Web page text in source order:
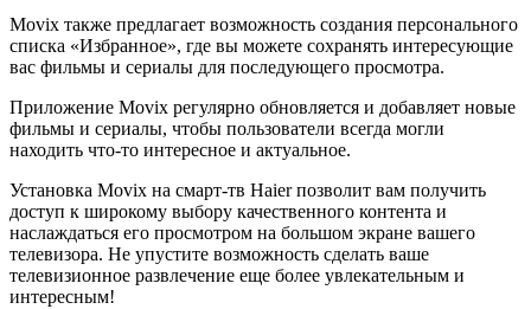
Movix также предлагает возможность создания персонального
списка «Избранное», где вы можете сохранять интересующие
вас фильмы и сериалы для последующего просмотра.
Приложение Movix регулярно обновляется и добавляет новые
фильмы и сериалы, чтобы пользователи всегда могли
находить что-то интересное и актуальное.
Установка Movix на смарт-тв Haier позволит вам получить
доступ к широкому выбору качественного контента и
наслаждаться его просмотром на большом экране вашего
телевизора. Не упустите возможность сделать ваше
телевизионное развлечение еще более увлекательным и
интересным!